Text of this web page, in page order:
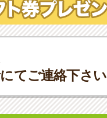
てご連絡下さい